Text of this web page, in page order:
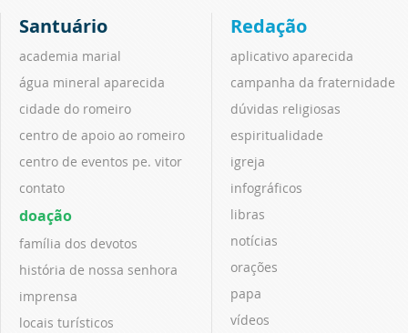
Santuário
academia marial
água mineral aparecida
cidade do romeiro
centro de apoio ao romeiro
centro de eventos pe. vitor
contato
doação
família dos devotos
história de nossa senhora
imprensa
locais turísticos
Redação
aplicativo aparecida
campanha da fraternidade
dúvidas religiosas
espiritualidade
igreja
infográficos
libras
notícias
orações
papa
vídeos